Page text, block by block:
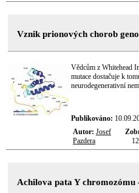
Vznik prionových chorob
Vědcům z Whitehead
mutace dostačuje k
neurodegenerativní
Publikováno:
Autor: Josef
Pazdera
Achilova pata Y